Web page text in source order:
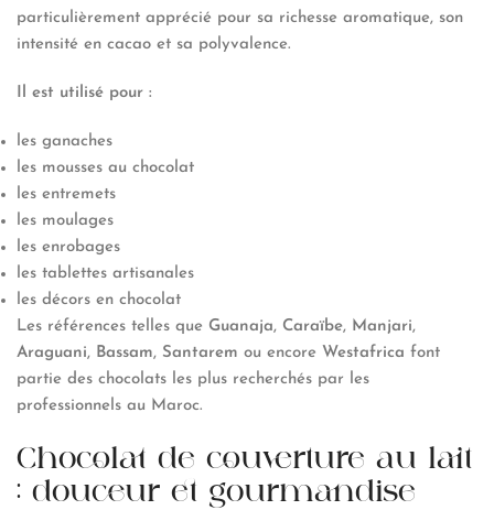
particulièrement apprécié pour sa richesse aromatique, son
intensité en cacao et sa polyvalence.
Il est utilisé pour :
les ganaches
les mousses au chocolat
les entremets
les moulages
les enrobages
les tablettes artisanales
les décors en chocolat
Les références telles que Guanaja, Caraïbe, Manjari,
Araguani, Bassam, Santarem ou encore Westafrica font
partie des chocolats les plus recherchés par les
professionnels au Maroc.
Chocolat de couverture au lait
: douceur et gourmandise